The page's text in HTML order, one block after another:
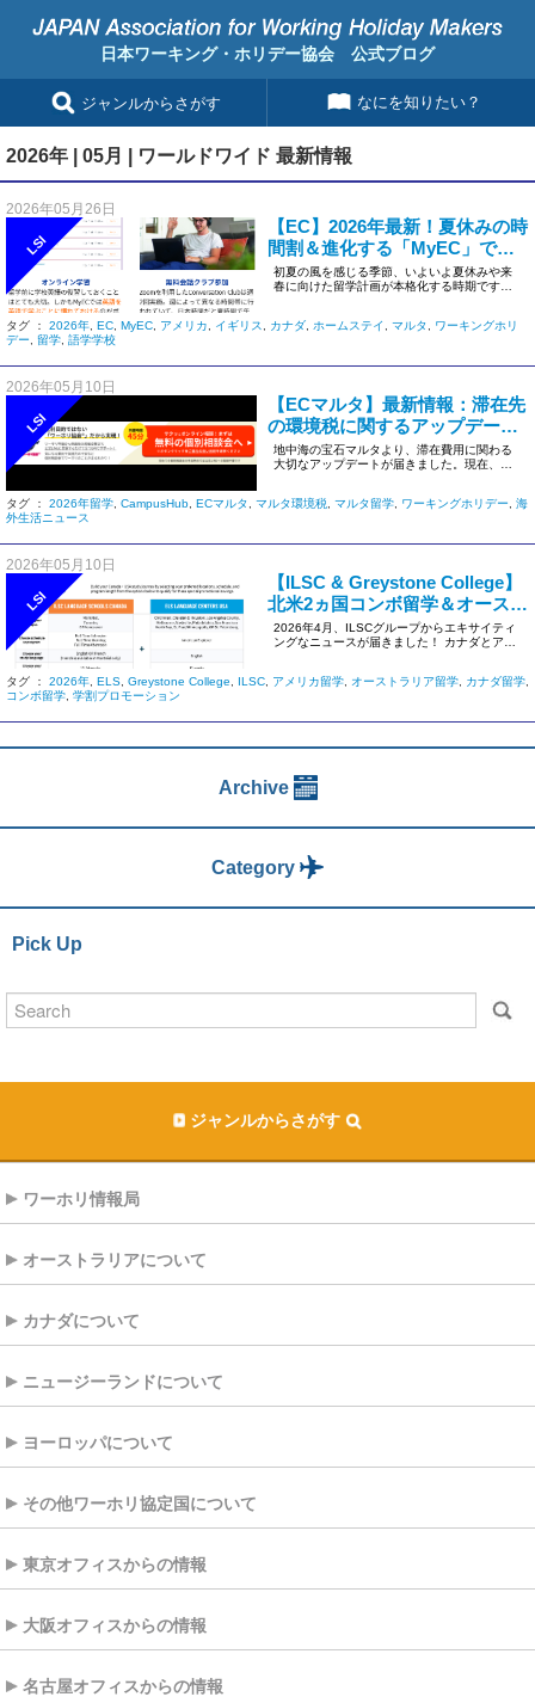
日本ワーキング・ホリデー協会 公式ブログ
ジャンルからさがす なにを知りたい？
2026年 | 05月 | ワールドワイド 最新情報
2026年05月26日
LSI
【EC】2026年最新！夏休みの時
間割＆進化する「MyEC」で留
学成果を最大化しよう
初夏の風を感じる季節、いよいよ夏休みや来
春に向けた留学計画が本格化する時期です
タグ ： 2026年 EC MyEC アメリカ イギリス カナダ ホームステイ マルタ
ワーキングホリ
デー
留学 語学学校
2026年05月10日
LSI
【ECマルタ】最新情報：滞在先
の環境税に関するアップデート
（2026年7月〜）
地中海の宝石マルタより、滞在費用に関わる
大切なアップデートが届きました。現在、語
タグ ： 2026年留学 CampusHub ECマルタ マルタ環境税 マルタ留学 ワーキングホリデー
海
外生活ニュース
2026年05月10日
LSI
【ILSC & Greystone College】
北米2ヵ国コンボ留学＆オースト
ラリア最新運用アップデート
2026年4月、ILSCグループからエキサイティ
ングなニュースが届きました！ カナダとアメ
タグ ： 2026年 ELS Greystone College ILSC アメリカ留学 オーストラリア留学 カナダ留学
コンボ留学 学割プロモーション
Archive
Category
Pick Up
ジャンルからさがす
ワーホリ情報局
オーストラリアについて
カナダについて
ニュージーランドについて
ヨーロッパについて
その他ワーホリ協定国について
東京オフィスからの情報
大阪オフィスからの情報
名古屋オフィスからの情報